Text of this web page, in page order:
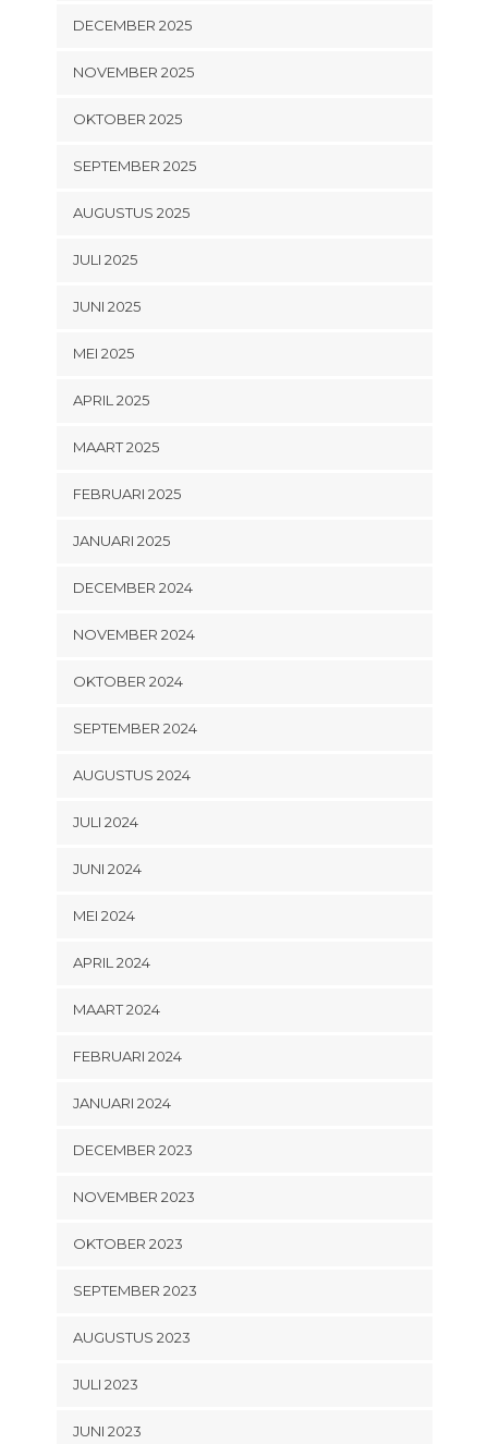
DECEMBER 2025
NOVEMBER 2025
OKTOBER 2025
SEPTEMBER 2025
AUGUSTUS 2025
JULI 2025
JUNI 2025
MEI 2025
APRIL 2025
MAART 2025
FEBRUARI 2025
JANUARI 2025
DECEMBER 2024
NOVEMBER 2024
OKTOBER 2024
SEPTEMBER 2024
AUGUSTUS 2024
JULI 2024
JUNI 2024
MEI 2024
APRIL 2024
MAART 2024
FEBRUARI 2024
JANUARI 2024
DECEMBER 2023
NOVEMBER 2023
OKTOBER 2023
SEPTEMBER 2023
AUGUSTUS 2023
JULI 2023
JUNI 2023